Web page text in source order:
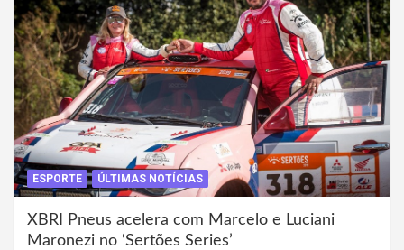
ESPORTE ÚLTIMAS NOTÍCIAS
XBRI Pneus acelera com Marcelo e Luciani
Maronezi no ‘Sertões Series’